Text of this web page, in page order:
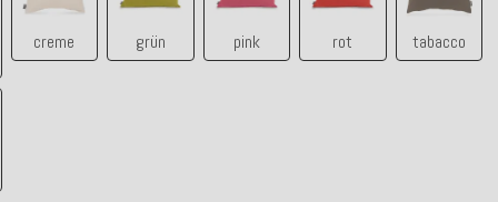
creme grün pink rot tabacco